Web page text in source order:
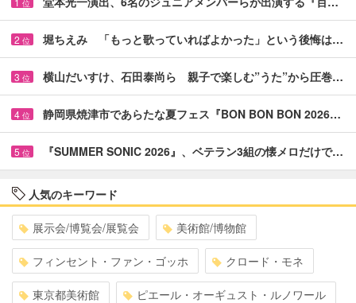
位
2 位 堀ちえみ 「もっと歌っていればよかった」という後悔は…
3 位 横山だいすけ、石田泰尚ら 親子で楽しむ”うた”から圧巻…
4 位 静岡県焼津市であらたな夏フェス『BON BON BON 2026…
5 位 『SUMMER SONIC 2026』、ベテラン3組の懐メロだけで…
人気のキーワード
展示会/博覧会/展覧会 美術館/博物館
フィンセント・ファン・ゴッホ クロード・モネ
東京都美術館 ピエール・オーギュスト・ルノワール